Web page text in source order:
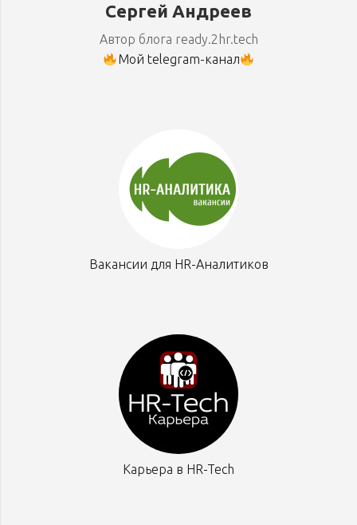
Сергей Андреев
Автор блога ready.2hr.tech
Мой telegram-канал
Вакансии для HR-Аналитиков
Карьера в HR-Tech